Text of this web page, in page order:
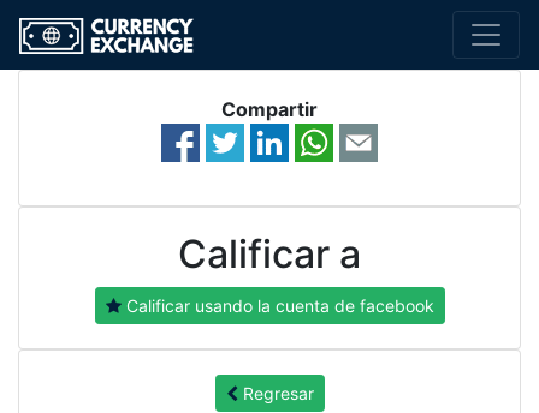
Compartir
Calificar a
Calificar usando la cuenta de facebook
Regresar